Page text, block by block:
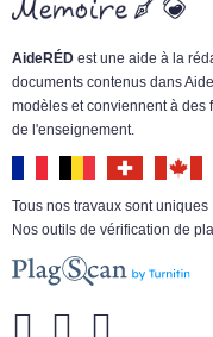
AideRÉD est une aide à la
documents contenus dans
modèles et conviennent à des
de l'enseignement.
Tous nos travaux sont uniques
Nos outils de vérification de